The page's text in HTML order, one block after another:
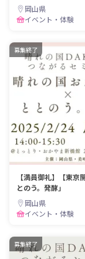
岡山県
イベント・体験
募集終了
【満員御礼】【東
とのう。発酵」
岡山県
イベント・体験
募集終了